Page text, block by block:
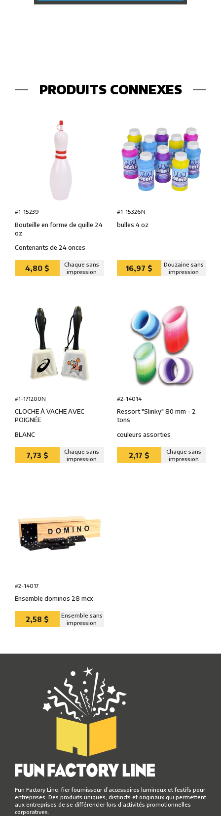
PRODUITS CONNEXES
#1-15239
Bouteille en forme de quille 24
oz
Contenants de 24 onces
4,80 $
Chaque sans
impression
#1-15326N
bulles 4 oz
16,97 $
Douzaine sans
impression
#1-171200N
CLOCHE À VACHE AVEC
POIGNÉE
BLANC
7,73 $
Chaque sans
impression
#2-14014
Ressort ″Slinky″ 80 mm - 2
tons
couleurs assorties
2,17 $
Chaque sans
impression
#2-14017
Ensemble dominos 28 mcx
2,58 $
Ensemble sans
impression
Fun Factory Line, fier fournisseur d’accessoires lumineux et festifs pour
entreprises. Des produits uniques, distincts et originaux qui permettent
aux entreprises de se différencier lors d’activités promotionnelles
corporatives.